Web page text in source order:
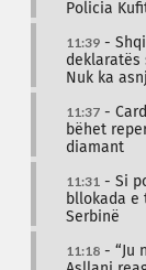
Policia
11:39 -
deklaratës
Nuk ka
11:37 -
bëhet
diamant
11:31 - Si
bllokada e
Serbinë
11:18 - “Ju